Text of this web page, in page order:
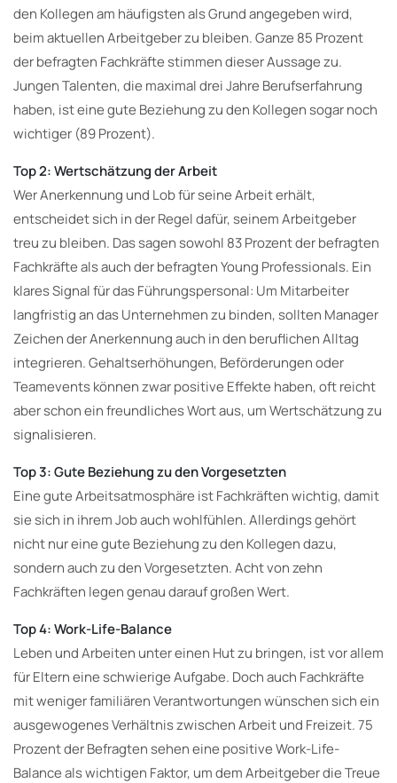
den Kollegen am häufigsten als Grund angegeben wird,
beim aktuellen Arbeitgeber zu bleiben. Ganze 85 Prozent
der befragten Fachkräfte stimmen dieser Aussage zu.
Jungen Talenten, die maximal drei Jahre Berufserfahrung
haben, ist eine gute Beziehung zu den Kollegen sogar noch
wichtiger (89 Prozent).
Top 2: Wertschätzung der Arbeit
Wer Anerkennung und Lob für seine Arbeit erhält,
entscheidet sich in der Regel dafür, seinem Arbeitgeber
treu zu bleiben. Das sagen sowohl 83 Prozent der befragten
Fachkräfte als auch der befragten Young Professionals. Ein
klares Signal für das Führungspersonal: Um Mitarbeiter
langfristig an das Unternehmen zu binden, sollten Manager
Zeichen der Anerkennung auch in den beruflichen Alltag
integrieren. Gehaltserhöhungen, Beförderungen oder
Teamevents können zwar positive Effekte haben, oft reicht
aber schon ein freundliches Wort aus, um Wertschätzung zu
signalisieren.
Top 3: Gute Beziehung zu den Vorgesetzten
Eine gute Arbeitsatmosphäre ist Fachkräften wichtig, damit
sie sich in ihrem Job auch wohlfühlen. Allerdings gehört
nicht nur eine gute Beziehung zu den Kollegen dazu,
sondern auch zu den Vorgesetzten. Acht von zehn
Fachkräften legen genau darauf großen Wert.
Top 4: Work-Life-Balance
Leben und Arbeiten unter einen Hut zu bringen, ist vor allem
für Eltern eine schwierige Aufgabe. Doch auch Fachkräfte
mit weniger familiären Verantwortungen wünschen sich ein
ausgewogenes Verhältnis zwischen Arbeit und Freizeit. 75
Prozent der Befragten sehen eine positive Work-Life-
Balance als wichtigen Faktor, um dem Arbeitgeber die Treue